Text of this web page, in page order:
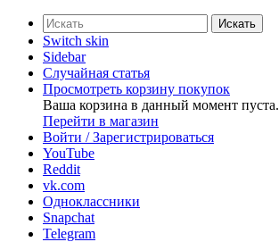
Искать
Switch skin
Sidebar
Случайная статья
Просмотреть корзину покупок
Ваша корзина в данный момент пуста.
Перейти в магазин
Войти / Зарегистрироваться
YouTube
Reddit
vk.com
Одноклассники
Snapchat
Telegram